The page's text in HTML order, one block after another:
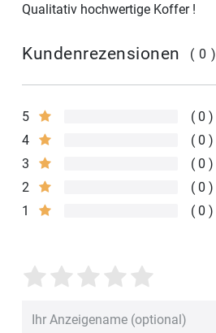
Qualitativ hochwertige Koffer !
Kundenrezensionen (0)
5
0
4
0
3
0
2
0
1
0